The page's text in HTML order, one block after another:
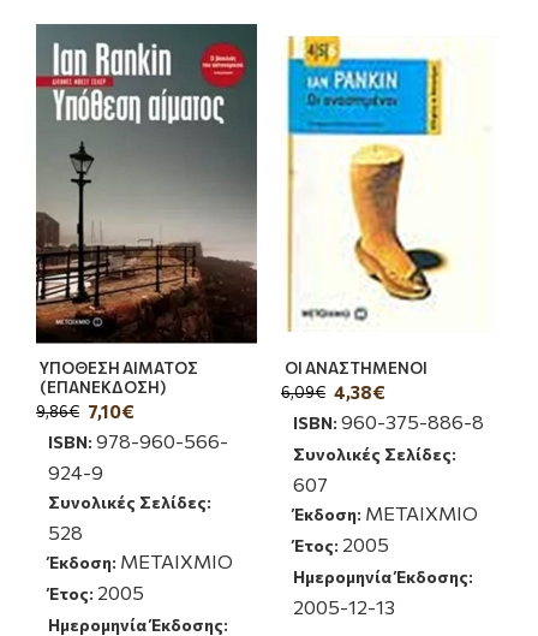
ΥΠΟΘΕΣΗ ΑΙΜΑΤΟΣ
(ΕΠΑΝΕΚΔΟΣΗ)
7,10€
9,86€
ISBN: 978-960-566-
924-9
Συνολικές Σελίδες:
528
Έκδοση: ΜΕΤΑΙΧΜΙΟ
Έτος: 2005
Ημερομηνία Έκδοσης:
ΟΙ ΑΝΑΣΤΗΜΕΝΟΙ
4,38€
6,09€
ISBN: 960-375-886-8
Συνολικές Σελίδες:
607
Έκδοση: ΜΕΤΑΙΧΜΙΟ
Έτος: 2005
Ημερομηνία Έκδοσης:
2005-12-13